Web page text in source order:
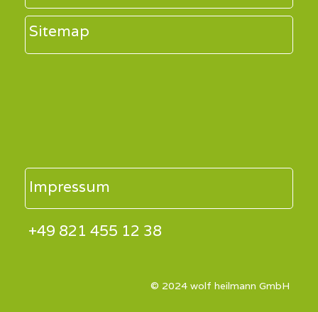
Sitemap
Impressum
+49 821 455 12 38
© 2024 wolf heilmann GmbH